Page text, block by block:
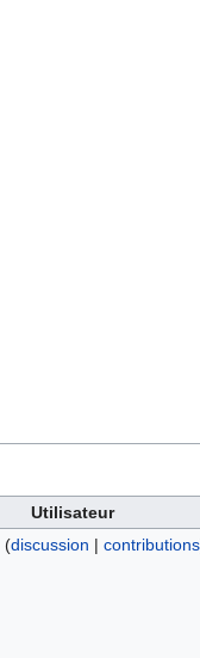
Utilisateur
(discussion | contributions